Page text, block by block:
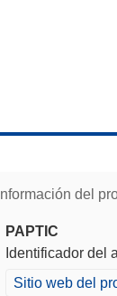
Información del
PAPTIC
Identificador del
(se
Sitio web del